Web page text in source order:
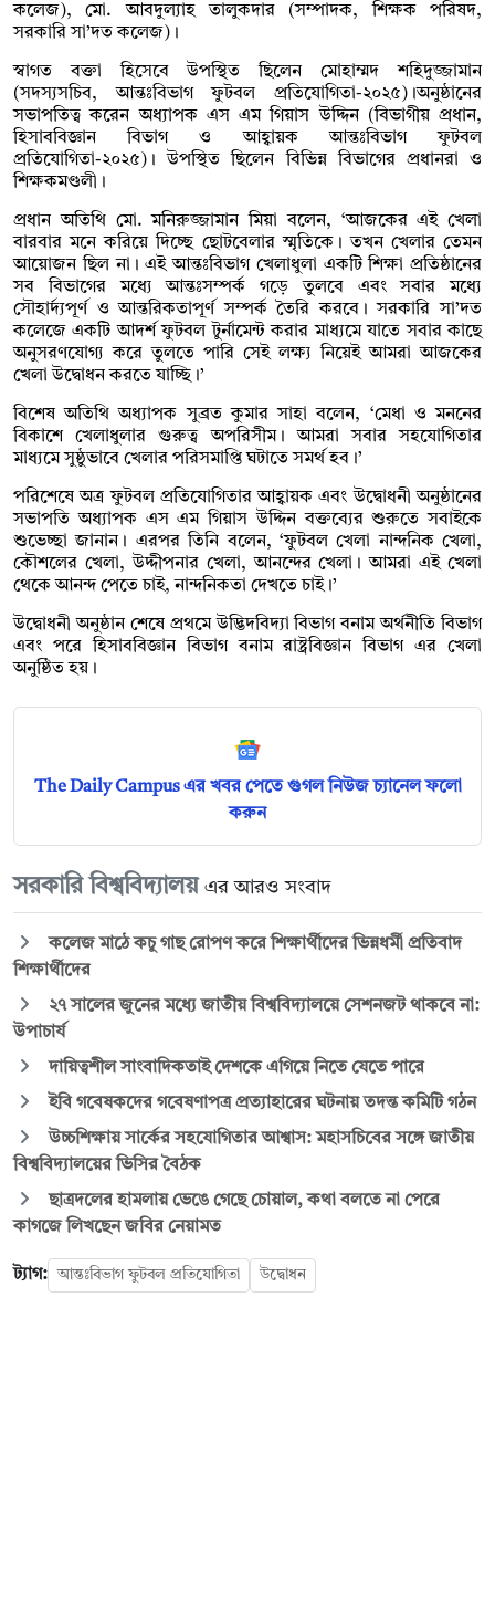
কলেজ), মো. আবদুল্যাহ তালুকদার (সম্পাদক, শিক্ষক পরিষদ,
সরকারি সা’দত কলেজ)।
স্বাগত বক্তা হিসেবে উপস্থিত ছিলেন মোহাম্মদ শহিদুজ্জামান
(সদস্যসচিব, আন্তঃবিভাগ ফুটবল প্রতিযোগিতা-২০২৫)।অনুষ্ঠানের
সভাপতিত্ব করেন অধ্যাপক এস এম গিয়াস উদ্দিন (বিভাগীয় প্রধান,
হিসাববিজ্ঞান বিভাগ ও আহ্বায়ক আন্তঃবিভাগ ফুটবল
প্রতিযোগিতা-২০২৫)। উপস্থিত ছিলেন বিভিন্ন বিভাগের প্রধানরা ও
শিক্ষকমণ্ডলী।
প্রধান অতিথি মো. মনিরুজ্জামান মিয়া বলেন, ‘আজকের এই খেলা
বারবার মনে করিয়ে দিচ্ছে ছোটবেলার স্মৃতিকে। তখন খেলার তেমন
আয়োজন ছিল না। এই আন্তঃবিভাগ খেলাধুলা একটি শিক্ষা প্রতিষ্ঠানের
সব বিভাগের মধ্যে আন্তঃসম্পর্ক গড়ে তুলবে এবং সবার মধ্যে
সৌহার্দ্যপূর্ণ ও আন্তরিকতাপূর্ণ সম্পর্ক তৈরি করবে। সরকারি সা’দত
কলেজে একটি আদর্শ ফুটবল টুর্নামেন্ট করার মাধ্যমে যাতে সবার কাছে
অনুসরণযোগ্য করে তুলতে পারি সেই লক্ষ্য নিয়েই আমরা আজকের
খেলা উদ্বোধন করতে যাচ্ছি।’
বিশেষ অতিথি অধ্যাপক সুব্রত কুমার সাহা বলেন, ‘মেধা ও মননের
বিকাশে খেলাধুলার গুরুত্ব অপরিসীম। আমরা সবার সহযোগিতার
মাধ্যমে সুষ্ঠুভাবে খেলার পরিসমাপ্তি ঘটাতে সমর্থ হব।’
পরিশেষে অত্র ফুটবল প্রতিযোগিতার আহ্বায়ক এবং উদ্বোধনী অনুষ্ঠানের
সভাপতি অধ্যাপক এস এম গিয়াস উদ্দিন বক্তব্যের শুরুতে সবাইকে
শুভেচ্ছা জানান। এরপর তিনি বলেন, ‘ফুটবল খেলা নান্দনিক খেলা,
কৌশলের খেলা, উদ্দীপনার খেলা, আনন্দের খেলা। আমরা এই খেলা
থেকে আনন্দ পেতে চাই, নান্দনিকতা দেখতে চাই।’
উদ্বোধনী অনুষ্ঠান শেষে প্রথমে উদ্ভিদবিদ্যা বিভাগ বনাম অর্থনীতি বিভাগ
এবং পরে হিসাববিজ্ঞান বিভাগ বনাম রাষ্ট্রবিজ্ঞান বিভাগ এর খেলা
অনুষ্ঠিত হয়।
The Daily Campus এর খবর পেতে গুগল নিউজ চ্যানেল ফলো
করুন
সরকারি বিশ্ববিদ্যালয় এর আরও সংবাদ
কলেজ মাঠে কচু গাছ রোপণ করে শিক্ষার্থীদের ভিন্নধর্মী প্রতিবাদ
শিক্ষার্থীদের
২৭ সালের জুনের মধ্যে জাতীয় বিশ্ববিদ্যালয়ে সেশনজট থাকবে না:
উপাচার্য
দায়িত্বশীল সাংবাদিকতাই দেশকে এগিয়ে নিতে যেতে পারে
ইবি গবেষকদের গবেষণাপত্র প্রত্যাহারের ঘটনায় তদন্ত কমিটি গঠন
উচ্চশিক্ষায় সার্কের সহযোগিতার আশ্বাস: মহাসচিবের সঙ্গে জাতীয়
বিশ্ববিদ্যালয়ের ভিসির বৈঠক
ছাত্রদলের হামলায় ভেঙে গেছে চোয়াল, কথা বলতে না পেরে
কাগজে লিখছেন জবির নেয়ামত
ট্যাগ: আন্তঃবিভাগ ফুটবল প্রতিযোগিতা উদ্বোধন